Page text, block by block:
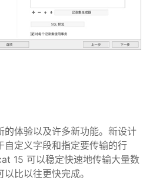
的体验以及许多新功能。新设计
自定义字段和指定要传输的行
15 可以稳定快速地传输大量数
比以往更快完成。